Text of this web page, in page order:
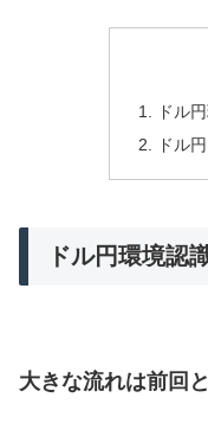
ドル
ドル
ドル円環境認
大きな流れは前回